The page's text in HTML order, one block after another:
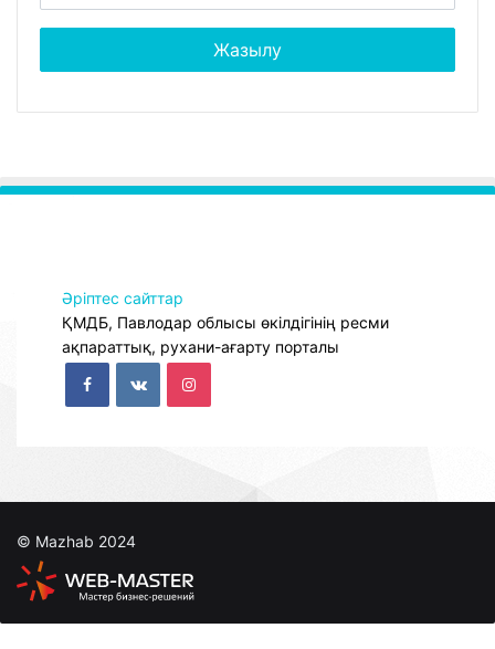
Әріптес сайттар
ҚМДБ, Павлодар облысы өкілдігінің ресми
ақпараттық, рухани-ағарту порталы
© Mazhab 2024